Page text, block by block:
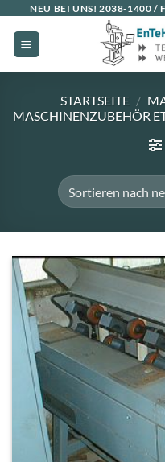
Inhalt
springen
NEU BEI UNS! 2038-1400 /
STARTSEITE /
MASCHINENZUBEHÖR